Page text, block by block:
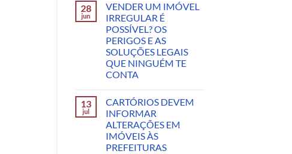
28
jun
VENDER UM IMÓVEL
IRREGULAR É
POSSÍVEL? OS
PERIGOS E AS
SOLUÇÕES LEGAIS
QUE NINGUÉM TE
CONTA
13
jul
CARTÓRIOS DEVEM
INFORMAR
ALTERAÇÕES EM
IMÓVEIS ÀS
PREFEITURAS